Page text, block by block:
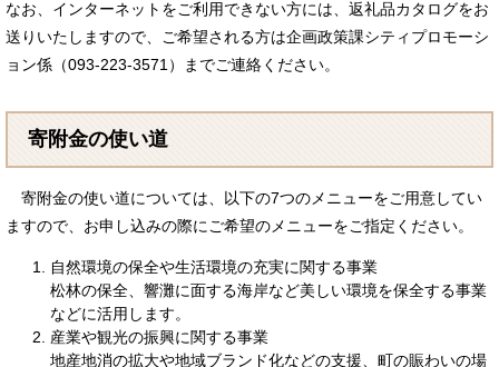
なお、インターネットをご利用できない方には、返礼品カタログをお
送りいたしますので、ご希望される方は企画政策課シティプロモーシ
ョン係（093-223-3571）までご連絡ください。
寄附金の使い道
寄附金の使い道については、以下の7つのメニューをご用意してい
ますので、お申し込みの際にご希望のメニューをご指定ください。
自然環境の保全や生活環境の充実に関する事業
松林の保全、響灘に面する海岸など美しい環境を保全する事業
などに活用します。
産業や観光の振興に関する事業
地産地消の拡大や地域ブランド化などの支援、町の賑わいの場